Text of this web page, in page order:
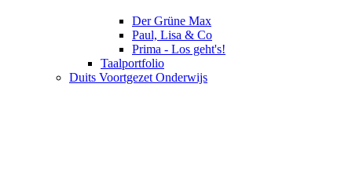
Der Grüne Max
Paul, Lisa & Co
Prima - Los geht's!
Taalportfolio
Duits Voortgezet Onderwijs